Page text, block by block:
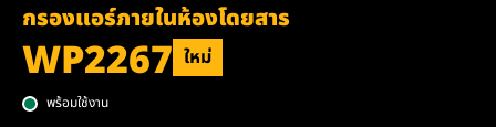
กรองแอร์ภายในห้องโดยสาร
WP2267 ใหม่
พร้อมใช้งาน